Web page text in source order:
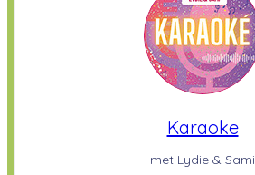
Karaoke
met Lydie & Sami